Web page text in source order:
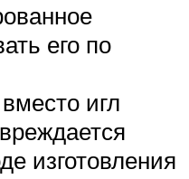
его по
игл
изготовления